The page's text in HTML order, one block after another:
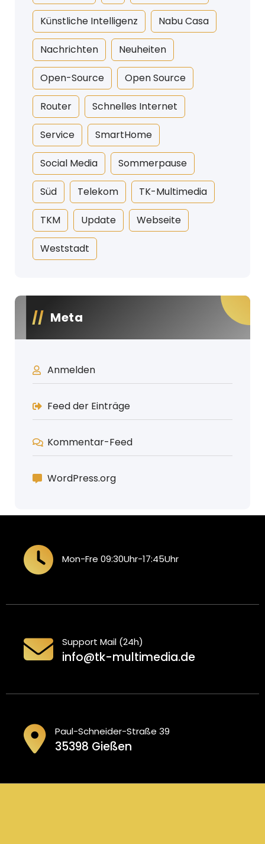
Künstliche Intelligenz Nabu Casa
Nachrichten Neuheiten
Open-Source Open Source
Router Schnelles Internet
Service SmartHome
Social Media Sommerpause
Süd Telekom TK-Multimedia
TKM Update Webseite
Weststadt
Meta
Anmelden
Feed der Einträge
Kommentar-Feed
WordPress.org
Mon-Fre 09:30Uhr-17:45Uhr
Support Mail (24h)
info@tk-multimedia.de
Paul-Schneider-Straße 39
35398 Gießen